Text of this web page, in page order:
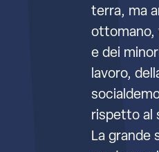
terra, ma
ottomano,
e dei
lavoro,
rispetto al
La grande